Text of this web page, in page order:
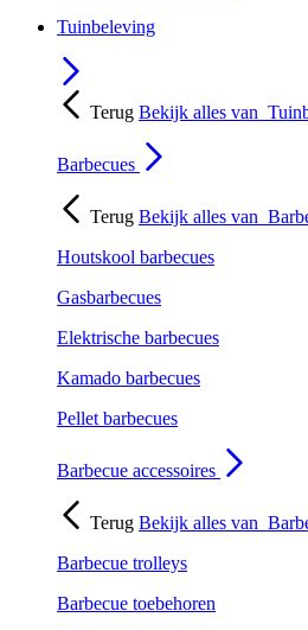
Tuinbeleving
Terug Bekijk alles van
Barbecues
Terug Bekijk alles van
Houtskool barbecues
Gasbarbecues
Elektrische barbecues
Kamado barbecues
Pellet barbecues
Barbecue accessoires
Terug Bekijk alles van
Barbecue trolleys
Barbecue toebehoren